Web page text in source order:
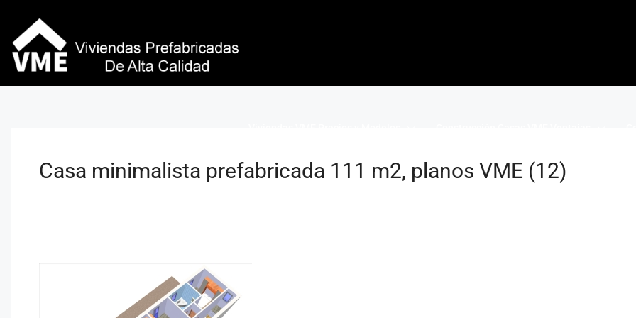
Casa minimalista prefabricada 111 m2, planos VME (12)